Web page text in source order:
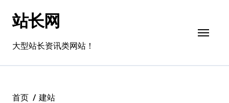
站长网
大型站长资讯类网站！
首页
建站